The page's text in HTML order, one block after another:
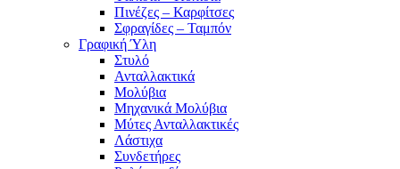
Πινέζες – Καρφίτσες
Σφραγίδες – Ταμπόν
Γραφική Ύλη
Στυλό
Ανταλλακτικά
Μολύβια
Μηχανικά Μολύβια
Μύτες Ανταλλακτικές
Λάστιχα
Συνδετήρες